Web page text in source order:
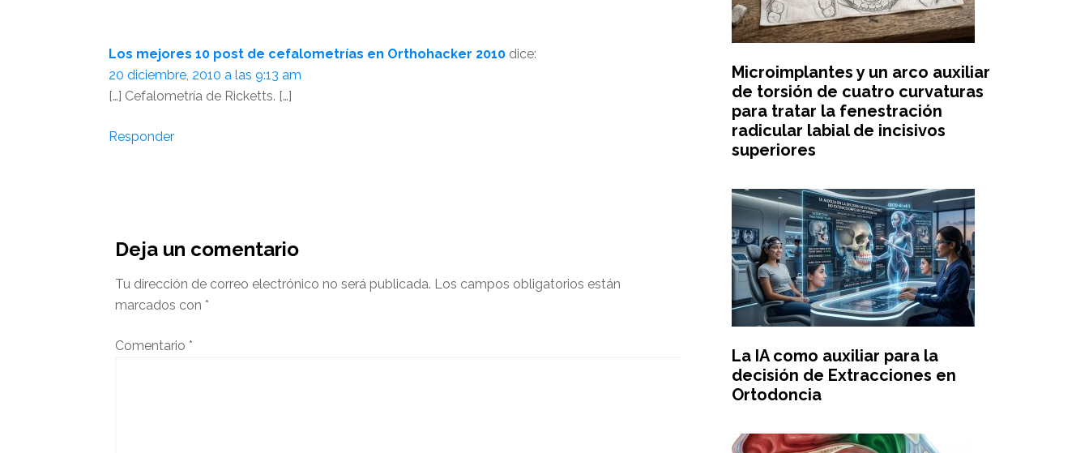
Los mejores 10 post de cefalometrías en Orthohacker 2010 dice:
20 diciembre, 2010 a las 9:13 am
[…] Cefalometría de Ricketts. […]
Responder
Deja un comentario
Tu dirección de correo electrónico no será publicada. Los campos obligatorios están
marcados con *
Comentario *
Microimplantes y un arco auxiliar
de torsión de cuatro curvaturas
para tratar la fenestración
radicular labial de incisivos
superiores
La IA como auxiliar para la
decisión de Extracciones en
Ortodoncia